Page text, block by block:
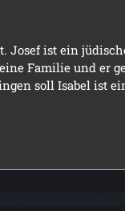
Josef ist ein
Familie und er
soll Isabel ist